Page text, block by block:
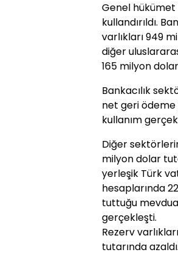
Genel hükümet
kullandırıldı.
varlıkları 949
diğer
165 milyon
Bankacılık
net geri
kullanım
Diğer
milyon dolar
yerleşik Türk
hesaplarında
tuttuğu
gerçekleşti.
Rezerv
tutarında azaldı.